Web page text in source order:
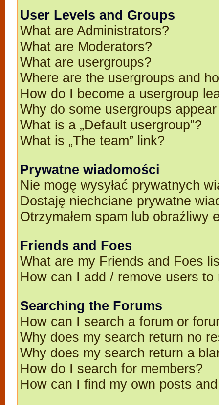
User Levels and Groups
What are Administrators?
What are Moderators?
What are usergroups?
Where are the usergroups and
How do I become a usergroup
Why do some usergroups
What is a „Default usergroup”?
What is „The team” link?
Prywatne wiadomości
Nie mogę wysyłać prywatnych
Dostaję niechciane prywatne
Otrzymałem spam lub obraźliwy
Friends and Foes
What are my Friends and Foes
How can I add / remove users
Searching the Forums
How can I search a forum or
Why does my search return no
Why does my search return a
How do I search for members?
How can I find my own posts